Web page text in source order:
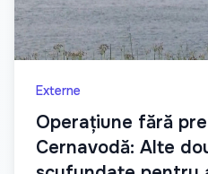
Externe
Operațiune fără
Cernavodă: Alte